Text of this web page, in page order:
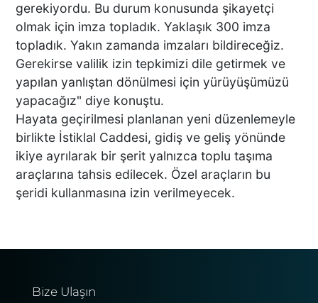
Acısı 10 Yıldır Dinmeyen
Anne: "Kızımı 'Barışacağız'
Diyerek Evden Götürdü"
DENİZLİ’DEN ALMANYA’YA
INTERPACK ÇIKARMASI DTO
ÜYESİ 38 FİRMA, FUARDA
YENİ TEKNOLOJİLERLE
BULUŞTU
DTO’DAN SU VE ENERJİ
VERİMLİLİK ATILIMI
gerekiyordu. Bu durum konusunda şikayetçi
olmak için imza topladık. Yaklaşık 300 imza
topladık. Yakın zamanda imzaları bildireceğiz.
Gerekirse valilik izin tepkimizi dile getirmek ve
yapılan yanlıştan dönülmesi için yürüyüşümüzü
yapacağız" diye konuştu.
Hayata geçirilmesi planlanan yeni düzenlemeyle
birlikte İstiklal Caddesi, gidiş ve geliş yönünde
ikiye ayrılarak bir şerit yalnızca toplu taşıma
araçlarına tahsis edilecek. Özel araçların bu
şeridi kullanmasına izin verilmeyecek.
Bize Ulaşın